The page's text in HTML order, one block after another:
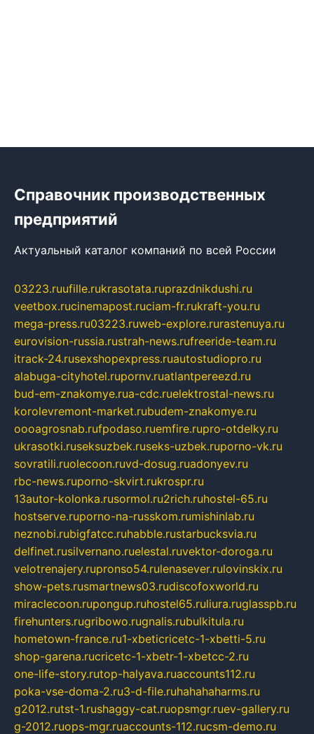
Справочник производственных
предприятий
Актуальный каталог компаний по всей России
03223.ruufille.rukrasotata.ruprazdnikdushi.ru
veetbox.rucinemapost.ruciam-fr.rukraft-you.ru
mega-press.ru03223.ruweb-explore.rurastenuya.ru
eurovision-russia.rustrah-news.rufreeride-team.ru
itrack-24.rusexshopexpress.ruautostudiopro.ru
alabuga-cityhotel.rupornv.ruatlantpereezd.ru
bud-em-znakomye.rua-cdc.ruelektrostal-news.ru
korolevremont-market.rubudem-znakomye.ru
oooagrosnab.rufpodaso.ruemfire.rupro-otdelky.ru
ukrasotki.ruseksuzbek.ruseks-uzbek.ruporno-vk.ru
sovratili.ruolecoon.ruvd-dosug.ruadonyev.ru
rbc-news.ruporno-skvirt.rukrospr.ru
13autor-kolonka.rusormol.ru2rich.ruhostel-65.ru
hostserve.ruporno-na-russkom.rumishinlab.ru
neznobi.rubigfatcc.ruhabble.rustarbucksvia.ru
delfinet.rusilvernano.ruelestal.ruvektor-doroga.ru
velotrenajery.rupronso54.rulenasever.rulovinskix.ru
show-pets.rusmartnews03.rudiscofoxworld.ru
miraclecoon.rupongup.ruhostel65.ruliura.ruglasspb.ru
firehunters.rugribowo.rugnalis.rubulkitula.ru
hometown-france.ru1-xbeticricetc-1-xbetti-5.ru
shop-garena.rucricetc-1-xbetr-1-xbetcc-2.ru
one-life-story.rutop-halyava.ruaccounts112.ru
poka-vse-doma-2.ru3-d-file.ruhahahaharms.ru
g2012.rutst-1.rushaggy-cat.ruopsmgr.ruev-gallery.ru
g-2012.ruops-mgr.ruaccounts-112.rucsm-demo.ru